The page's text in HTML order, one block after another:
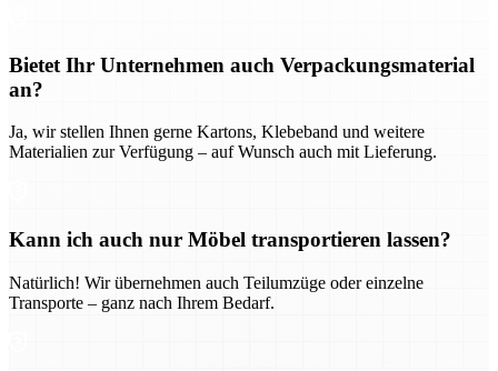
Bietet Ihr Unternehmen auch Verpackungsmaterial
an?
Ja, wir stellen Ihnen gerne Kartons, Klebeband und weitere
Materialien zur Verfügung – auf Wunsch auch mit Lieferung.
Kann ich auch nur Möbel transportieren lassen?
Natürlich! Wir übernehmen auch Teilumzüge oder einzelne
Transporte – ganz nach Ihrem Bedarf.